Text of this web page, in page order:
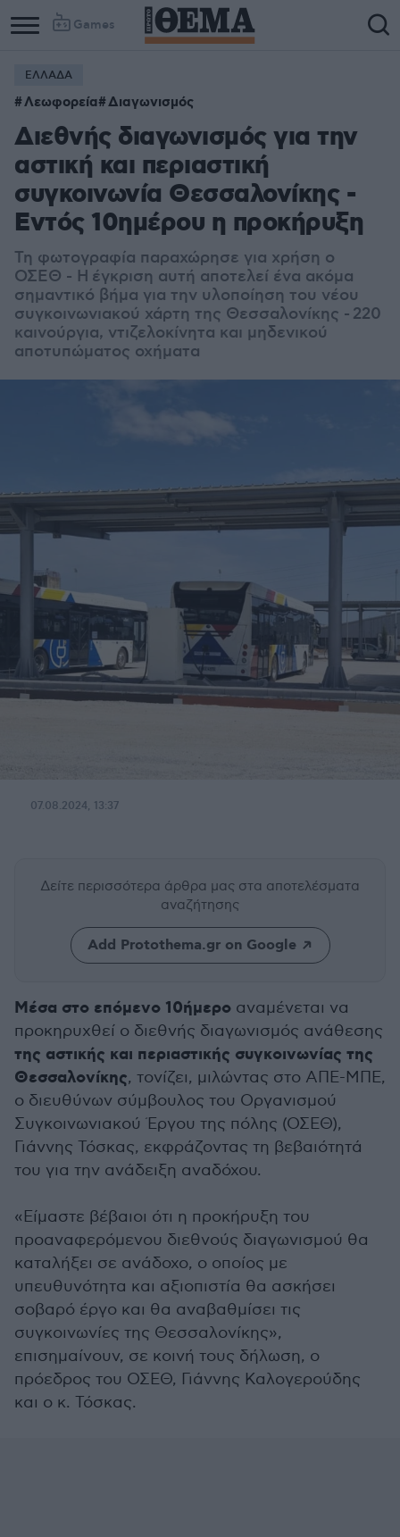
Games
ΕΛΛΑΔΑ
Λεωφορεία Διαγωνισμός
Διεθνής διαγωνισμός για την
αστική και περιαστική
συγκοινωνία Θεσσαλονίκης -
Εντός 10ημέρου η προκήρυξη
Τη φωτογραφία παραχώρησε για χρήση ο
ΟΣΕΘ - Η έγκριση αυτή αποτελεί ένα ακόμα
σημαντικό βήμα για την υλοποίηση του νέου
συγκοινωνιακού χάρτη της Θεσσαλονίκης - 220
καινούργια, ντιζελοκίνητα και μηδενικού
αποτυπώματος οχήματα
07.08.2024, 13:37
Δείτε περισσότερα άρθρα μας στα αποτελέσματα
αναζήτησης
Add Protothema.gr on Google
Μέσα στο επόμενο 10ήμερο αναμένεται να
προκηρυχθεί ο διεθνής διαγωνισμός ανάθεσης
της αστικής και περιαστικής συγκοινωνίας της
Θεσσαλονίκης, τονίζει, μιλώντας στο ΑΠΕ-ΜΠΕ,
ο διευθύνων σύμβουλος του Οργανισμού
Συγκοινωνιακού Έργου της πόλης (ΟΣΕΘ),
Γιάννης Τόσκας, εκφράζοντας τη βεβαιότητά
του για την ανάδειξη αναδόχου.
«Είμαστε βέβαιοι ότι η προκήρυξη του
προαναφερόμενου διεθνούς διαγωνισμού θα
καταλήξει σε ανάδοχο, ο οποίος με
υπευθυνότητα και αξιοπιστία θα ασκήσει
σοβαρό έργο και θα αναβαθμίσει τις
συγκοινωνίες της Θεσσαλονίκης»,
επισημαίνουν, σε κοινή τους δήλωση, ο
πρόεδρος του ΟΣΕΘ, Γιάννης Καλογερούδης
και ο κ. Τόσκας.